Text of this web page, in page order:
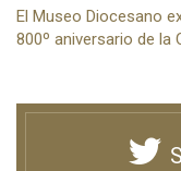
El Museo Diocesano
800º aniversario de la